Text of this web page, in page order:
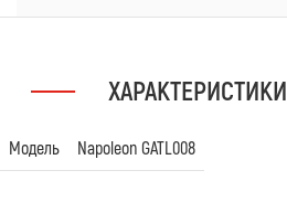
ХАРАКТЕРИСТИКИ
Модель Napoleon GATL008